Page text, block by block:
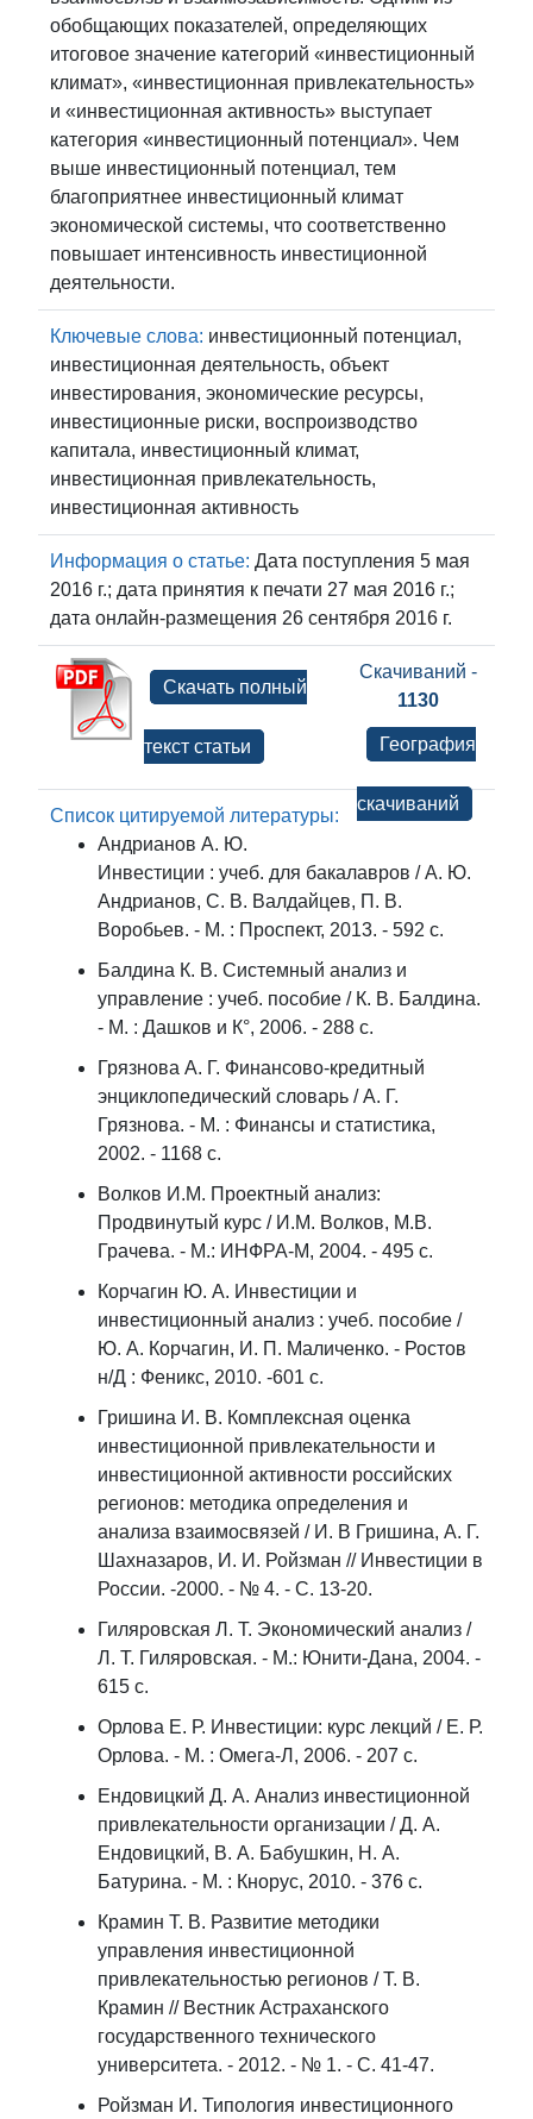
обобщающих показателей, определяющих
итоговое значение категорий «инвестиционный
климат», «инвестиционная привлекательность»
и «инвестиционная активность» выступает
категория «инвестиционный потенциал». Чем
выше инвестиционный потенциал, тем
благоприятнее инвестиционный климат
экономической системы, что соответственно
повышает интенсивность инвестиционной
деятельности.
Ключевые слова: инвестиционный потенциал,
инвестиционная деятельность, объект
инвестирования, экономические ресурсы,
инвестиционные риски, воспроизводство
капитала, инвестиционный климат,
инвестиционная привлекательность,
инвестиционная активность
Информация о статье: Дата поступления 5 мая
2016 г.; дата принятия к печати 27 мая 2016 г.;
дата онлайн-размещения 26 сентября 2016 г.
Скачиваний -
1130
География
скачиваний
Скачать полный
текст статьи
Список цитируемой литературы:
Андрианов А. Ю.
Инвестиции : учеб. для бакалавров / А. Ю.
Андрианов, С. В. Валдайцев, П. В.
Воробьев. - М. : Проспект, 2013. - 592 с.
Балдина К. В. Системный анализ и
управление : учеб. пособие / К. В. Балдина.
- М. : Дашков и К°, 2006. - 288 с.
Грязнова А. Г. Финансово-кредитный
энциклопедический словарь / А. Г.
Грязнова. - М. : Финансы и статистика,
2002. - 1168 с.
Волков И.М. Проектный анализ:
Продвинутый курс / И.М. Волков, М.В.
Грачева. - М.: ИНФРА-М, 2004. - 495 с.
Корчагин Ю. А. Инвестиции и
инвестиционный анализ : учеб. пособие /
Ю. А. Корчагин, И. П. Маличенко. - Ростов
н/Д : Феникс, 2010. -601 с.
Гришина И. В. Комплексная оценка
инвестиционной привлекательности и
инвестиционной активности российских
регионов: методика определения и
анализа взаимосвязей / И. В Гришина, А. Г.
Шахназаров, И. И. Ройзман // Инвестиции в
России. -2000. - № 4. - C. 13-20.
Гиляровская Л. Т. Экономический анализ /
Л. Т. Гиляровская. - М.: Юнити-Дана, 2004. -
615 с.
Орлова Е. Р. Инвестиции: курс лекций / Е. Р.
Орлова. - М. : Омега-Л, 2006. - 207 с.
Ендовицкий Д. А. Анализ инвестиционной
привлекательности организации / Д. А.
Ендовицкий, В. А. Бабушкин, Н. А.
Батурина. - М. : Кнорус, 2010. - 376 с.
Крамин Т. В. Развитие методики
управления инвестиционной
привлекательностью регионов / Т. В.
Крамин // Вестник Астраханского
государственного технического
университета. - 2012. - № 1. - С. 41-47.
Ройзман И. Типология инвестиционного